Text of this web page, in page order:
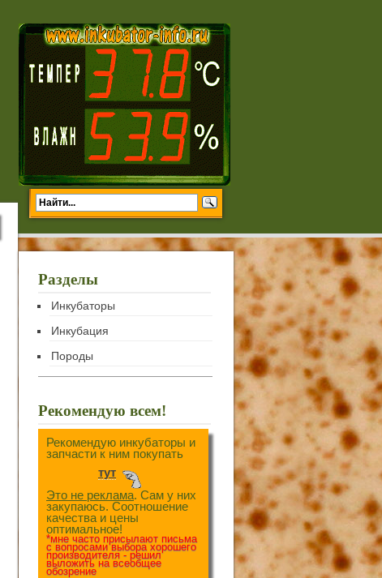
Разделы
Инкубаторы
Инкубация
Породы
Рекомендую всем!
Рекомендую инкубаторы и
запчасти к ним покупать
тут
Это не реклама. Сам у них
закупаюсь. Соотношение
качества и цены
оптимальное!
*мне часто присылают письма
с вопросами выбора хорошего
производителя - решил
выложить на всеобщее
обозрение